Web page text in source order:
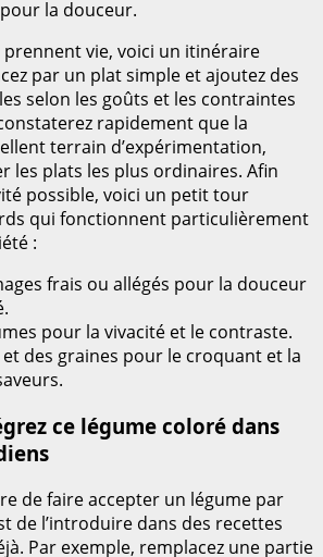
la douceur.
prennent vie, voici un itinéraire
par un plat simple et ajoutez des
selon les goûts et les contraintes
rapidement que la
terrain d’expérimentation,
les plats les plus ordinaires. Afin
possible, voici un petit tour
qui fonctionnent particulièrement
:
frais ou allégés pour la douceur
pour la vivacité et le contraste.
et des graines pour le croquant et la
ce légume coloré dans
de faire accepter un légume par
de l’introduire dans des recettes
Par exemple, remplacez une partie